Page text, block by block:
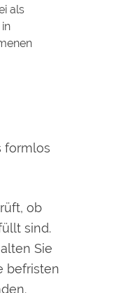
als
formlos
ob
sind.
Sie
befristen